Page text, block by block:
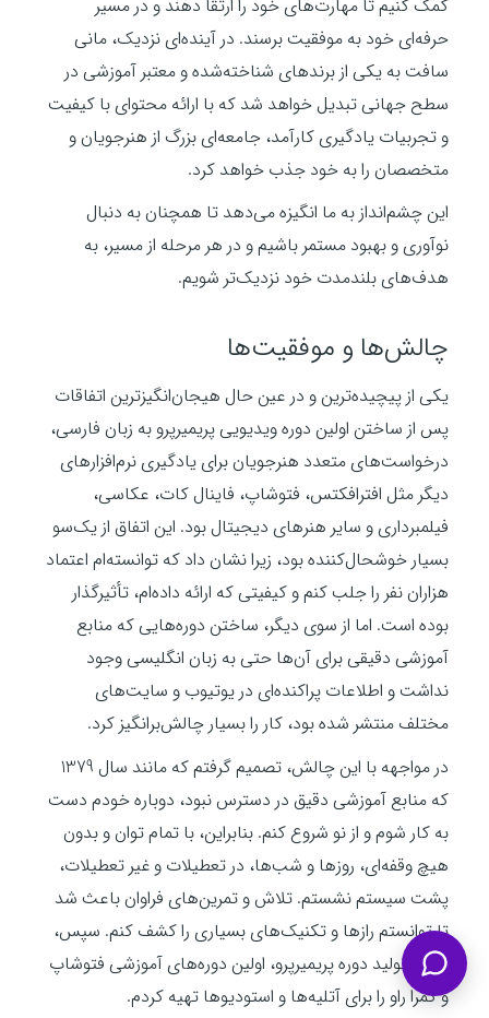
کمک کنیم تا مهارت‌های خود را ارتقا دهند و در مسیر
حرفه‌ای خود به موفقیت برسند. در آینده‌ای نزدیک، مانی
سافت به یکی از برندهای شناخته‌شده و معتبر آموزشی در
سطح جهانی تبدیل خواهد شد که با ارائه محتوای با کیفیت
و تجربیات یادگیری کارآمد، جامعه‌ای بزرگ از هنرجویان و
متخصصان را به خود جذب خواهد کرد.
این چشم‌انداز به ما انگیزه می‌دهد تا همچنان به دنبال
نوآوری و بهبود مستمر باشیم و در هر مرحله از مسیر، به
هدف‌های بلندمدت خود نزدیک‌تر شویم.
چالش‌ها و موفقیت‌ها
یکی از پیچیده‌ترین و در عین حال هیجان‌انگیزترین اتفاقات
پس از ساختن اولین دوره ویدیویی پریمیرپرو به زبان فارسی،
درخواست‌های متعدد هنرجویان برای یادگیری نرم‌افزارهای
دیگر مثل افترافکتس، فتوشاپ، فاینال کات، عکاسی،
فیلمبرداری و سایر هنرهای دیجیتال بود. این اتفاق از یک‌سو
بسیار خوشحال‌کننده بود، زیرا نشان داد که توانسته‌ام اعتماد
هزاران نفر را جلب کنم و کیفیتی که ارائه داده‌ام، تأثیرگذار
بوده است. اما از سوی دیگر، ساختن دوره‌هایی که منابع
آموزشی دقیقی برای آن‌ها حتی به زبان انگلیسی وجود
نداشت و اطلاعات پراکنده‌ای در یوتیوب و سایت‌های
مختلف منتشر شده بود، کار را بسیار چالش‌برانگیز کرد.
در مواجهه با این چالش، تصمیم گرفتم که مانند سال 1379
که منابع آموزشی دقیق در دسترس نبود، دوباره خودم دست
به کار شوم و از نو شروع کنم. بنابراین، با تمام توان و بدون
هیچ وقفه‌ای، روزها و شب‌ها، در تعطیلات و غیر تعطیلات،
پشت سیستم نشستم. تلاش و تمرین‌های فراوان باعث شد
تا توانستم رازها و تکنیک‌های بسیاری را کشف کنم. سپس،
بعد از تولید دوره پریمیرپرو، اولین دوره‌های آموزشی فتوشاپ
و کمرا راو را برای آتلیه‌ها و استودیوها تهیه کردم.